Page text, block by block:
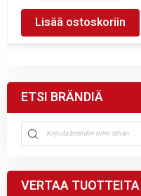
Lisää ostoskoriin
ETSI BRÄNDIÄ
VERTAA TUOTTEITA